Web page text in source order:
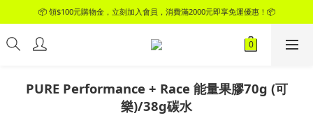
📦 領$100元購物金，立刻加入會員，消費滿2000元即享免運優惠！📦
📦 領$100元購物金，立刻加入會員，消費滿2000元即享免運優惠！📦
PURE Performance + Race 能量果膠70g (可
樂)/38g碳水